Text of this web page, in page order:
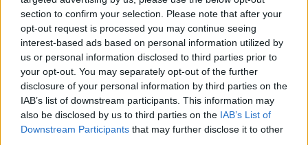
section to confirm your selection. Please note that after your
opt-out request is processed you may continue seeing
interest-based ads based on personal information utilized by
us or personal information disclosed to third parties prior to
your opt-out. You may separately opt-out of the further
disclosure of your personal information by third parties on the
IAB’s list of downstream participants. This information may
also be disclosed by us to third parties on the IAB’s List of
Downstream Participants that may further disclose it to other